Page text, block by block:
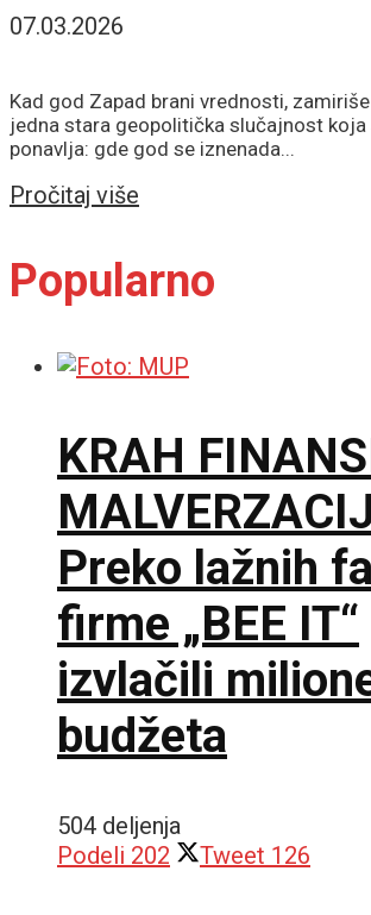
07.03.2026
Kad god Zapad brani vrednosti,
jedna stara geopolitička slučajnost koja
ponavlja: gde god se iznenada...
Pročitaj više
Popularno
KRAH
Preko lažnih
firme „BEE IT“
izvlačili
budžeta
504 deljenja
Podeli 202 Tweet 126